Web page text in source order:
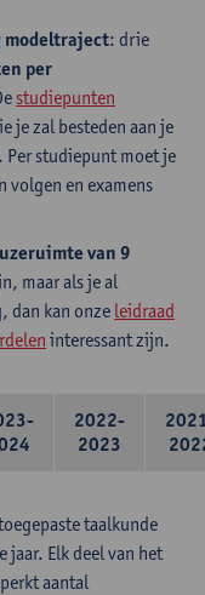
: drie
per
studiepunten
je zal besteden aan je
studiepunt moet je
volgen en examens
van 9
maar als je al
dan kan onze leidraad
interessant zijn.
2022-
2023
taalkunde
Elk deel van het
aantal